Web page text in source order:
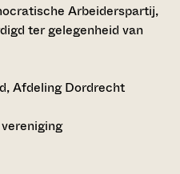
Arbeiderspartij,
ter gelegenheid van
Afdeling Dordrecht